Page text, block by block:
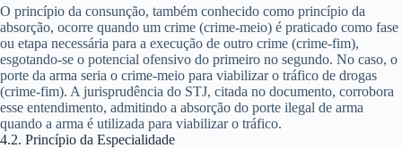
O princípio da consunção, também conhecido como princípio da
absorção, ocorre quando um crime (crime-meio) é praticado como fase
ou etapa necessária para a execução de outro crime (crime-fim),
esgotando-se o potencial ofensivo do primeiro no segundo. No caso, o
porte da arma seria o crime-meio para viabilizar o tráfico de drogas
(crime-fim). A jurisprudência do STJ, citada no documento, corrobora
esse entendimento, admitindo a absorção do porte ilegal de arma
quando a arma é utilizada para viabilizar o tráfico.
4.2. Princípio da Especialidade